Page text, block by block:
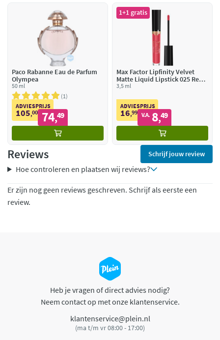
Paco Rabanne Eau de Parfum
Olympea
50 ml
1
ADVIESPRIJS
105,00 74,49
1+1 gratis
Max Factor Lipfinity Velvet
Matte Liquid Lipstick 025 Red
Luxury
3,5 ml
ADVIESPRIJS
16,99 V.A. 8,49
Reviews Schrijf jouw review
Hoe controleren en plaatsen wij reviews?
Er zijn nog geen reviews geschreven. Schrijf als eerste een
review.
Heb je vragen of direct advies nodig?
Neem contact op met onze klantenservice.
klantenservice@plein.nl
(ma t/m vr 08:00 - 17:00)